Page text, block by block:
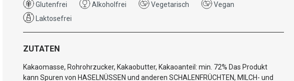
Glutenfrei Alkoholfrei Vegetarisch
Vegan
Laktosefrei
ZUTATEN
Kakaomasse, Rohrohrzucker, Kakaobutter, Kakaoanteil: min. 72% Das Produkt
kann Spuren von HASELNÜSSEN und anderen SCHALENFRÜCHTEN, MILCH- und